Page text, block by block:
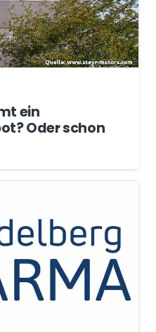
ein
Oder schon